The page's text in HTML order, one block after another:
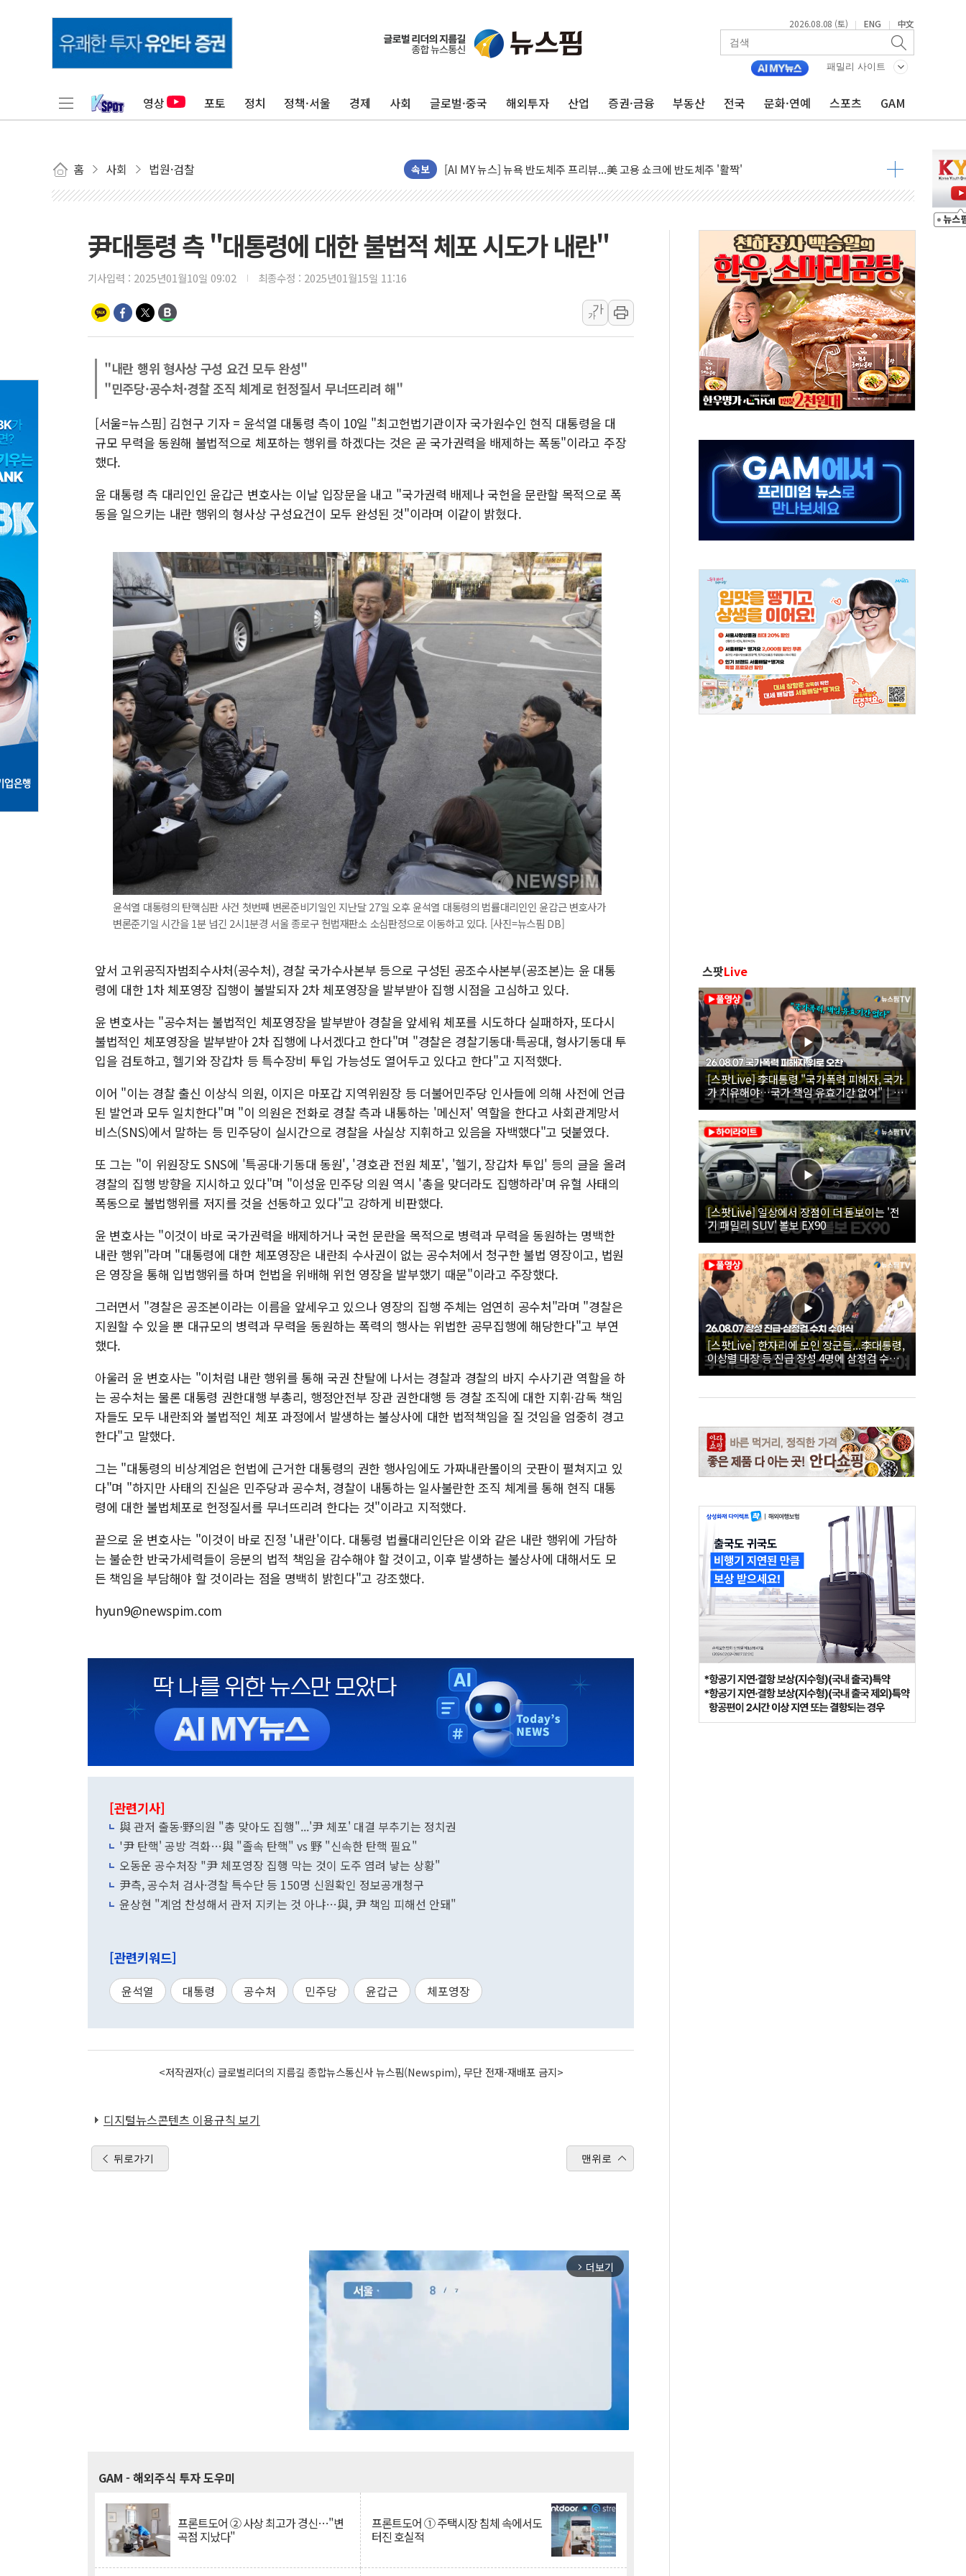
2026.08.08 (토) | ENG | 中文
패밀리 사이트
영상 포토 정치 정책·서울 경제 사회 글로벌·중국 해외투자 산업 증권·금융 부동산 전국 문화·연예 스포츠 GAM
홈 사회 법원·검찰 속보
[종합] 이슬람 수니파 3국, '공동방위협정' 체결… 이스라엘·이란 위협에 맞설 자체 억지력 강화
美 항소법원, 백악관 무도회장 공사 중단 명령…트럼프 제동
이란의 핵심 원유 수출항 '하르그섬', 최근 1주일 이상 '올스톱'… 美 해상봉쇄 영향
[AI MY 뉴스] 뉴욕 반도체주 프리뷰...美 고용 쇼크에 반도체주 '활짝'
뉴욕증시 프리뷰, 美 고용 쇼크에 금리 인상 우려 후퇴…나스닥 선물 1%대 상승
[사진] 이슬람 수니파 3개국, 공동방위협정 체결
뉴욕증시 개장 전 특징주...아틀라시안·클라우드플레어·태양광주↑ VS 트레이드데스크·웬디스↓
보훈부, 미 DPAA와 MOU… "6·25 미군 실종자 7359명 끝까지 찾겠다"
트럼프 "금리 내려야"…파월 때와 달리 워시엔 톤 낮춰
특정 정치인 측근 포항시 정책특보 내정설...포항시 '시끌'
李 "해남 태양광, 대한민국 다음 100년 밑거름…수도권 집중 완화 전환점"
李 대통령, '6시간 마라톤 부동산 2차 회의' 주재… "전폭적 공급 확대·속도전 총력"
트럼프, 中 겨냥 폴리실리콘 관세 15% 부과…美 태양광주 급등
이란와이어 "이란 최고지도자 위독…곧 사망해도 놀랍지 않아"
남동발전, 해남군에 국내 최대 규모 400MW 태양광 착공…여의도 1.6배 규모
[인도증시] 중동 불안 속 유가 상승에 소폭 하락...금융주 낙폭 커
尹대통령 측 "대통령에 대한 불법적 체포 시도가 내란"
기사입력 : 2025년01월10일 09:02 최종수정 : 2025년01월15일 11:16
가
가
"내란 행위 형사상 구성 요건 모두 완성"
"민주당·공수처·경찰 조직 체계로 헌정질서 무너뜨리려 해"
[서울=뉴스핌] 김현구 기자 = 윤석열 대통령 측이 10일 "최고헌법기관이자 국가원수인 현직 대통령을 대
규모 무력을 동원해 불법적으로 체포하는 행위를 하겠다는 것은 곧 국가권력을 배제하는 폭동"이라고 주장
했다.
윤 대통령 측 대리인인 윤갑근 변호사는 이날 입장문을 내고 "국가권력 배제나 국헌을 문란할 목적으로 폭
동을 일으키는 내란 행위의 형사상 구성요건이 모두 완성된 것"이라며 이같이 밝혔다.
윤석열 대통령의 탄핵심판 사건 첫번째 변론준비기일인 지난달 27일 오후 윤석열 대통령의 법률대리인인 윤갑근 변호사가
변론준기일 시간을 1분 넘긴 2시1분경 서울 종로구 헌법재판소 소심판정으로 이동하고 있다. [사진=뉴스핌 DB]
앞서 고위공직자범죄수사처(공수처), 경찰 국가수사본부 등으로 구성된 공조수사본부(공조본)는 윤 대통
령에 대한 1차 체포영장 집행이 불발되자 2차 체포영장을 발부받아 집행 시점을 고심하고 있다.
윤 변호사는 "공수처는 불법적인 체포영장을 발부받아 경찰을 앞세워 체포를 시도하다 실패하자, 또다시
불법적인 체포영장을 발부받아 2차 집행에 나서겠다고 한다"며 "경찰은 경찰기동대·특공대, 형사기동대 투
입을 검토하고, 헬기와 장갑차 등 특수장비 투입 가능성도 열어두고 있다고 한다"고 지적했다.
이어 "이는 경찰 출신 이상식 의원, 이지은 마포갑 지역위원장 등 더불어민주당 인사들에 의해 사전에 언급
된 발언과 모두 일치한다"며 "이 의원은 전화로 경찰 측과 내통하는 '메신저' 역할을 한다고 사회관계망서
비스(SNS)에서 말하는 등 민주당이 실시간으로 경찰을 사실상 지휘하고 있음을 자백했다"고 덧붙였다.
또 그는 "이 위원장도 SNS에 '특공대·기동대 동원', '경호관 전원 체포', '헬기, 장갑차 투입' 등의 글을 올려
경찰의 집행 방향을 지시하고 있다"며 "이성윤 민주당 의원 역시 '총을 맞더라도 집행하라'며 유혈 사태의
폭동으로 불법행위를 저지를 것을 선동하고 있다"고 강하게 비판했다.
윤 변호사는 "이것이 바로 국가권력을 배제하거나 국헌 문란을 목적으로 병력과 무력을 동원하는 명백한
내란 행위"라며 "대통령에 대한 체포영장은 내란죄 수사권이 없는 공수처에서 청구한 불법 영장이고, 법원
은 영장을 통해 입법행위를 하며 헌법을 위배해 위헌 영장을 발부했기 때문"이라고 주장했다.
그러면서 "경찰은 공조본이라는 이름을 앞세우고 있으나 영장의 집행 주체는 엄연히 공수처"라며 "경찰은
지원할 수 있을 뿐 대규모의 병력과 무력을 동원하는 폭력의 행사는 위법한 공무집행에 해당한다"고 부연
했다.
아울러 윤 변호사는 "이처럼 내란 행위를 통해 국권 찬탈에 나서는 경찰과 경찰의 바지 수사기관 역할을 하
는 공수처는 물론 대통령 권한대행 부총리, 행정안전부 장관 권한대행 등 경찰 조직에 대한 지휘·감독 책임
자들도 모두 내란죄와 불법적인 체포 과정에서 발생하는 불상사에 대한 법적책임을 질 것임을 엄중히 경고
한다"고 말했다.
그는 "대통령의 비상계엄은 헌법에 근거한 대통령의 권한 행사임에도 가짜내란몰이의 굿판이 펼쳐지고 있
다"며 "하지만 사태의 진실은 민주당과 공수처, 경찰이 내통하는 일사불란한 조직 체계를 통해 현직 대통
령에 대한 불법체포로 헌정질서를 무너뜨리려 한다는 것"이라고 지적했다.
끝으로 윤 변호사는 "이것이 바로 진정 '내란'이다. 대통령 법률대리인단은 이와 같은 내란 행위에 가담하
는 불순한 반국가세력들이 응분의 법적 책임을 감수해야 할 것이고, 이후 발생하는 불상사에 대해서도 모
든 책임을 부담해야 할 것이라는 점을 명백히 밝힌다"고 강조했다.
hyun9@newspim.com
[관련기사]
與 관저 출동·野의원 "총 맞아도 집행"...'尹 체포' 대결 부추기는 정치권
'尹 탄핵' 공방 격화…與 "졸속 탄핵" vs 野 "신속한 탄핵 필요"
오동운 공수처장 "尹 체포영장 집행 막는 것이 도주 염려 낳는 상황"
尹측, 공수처 검사·경찰 특수단 등 150명 신원확인 정보공개청구
윤상현 "계엄 찬성해서 관저 지키는 것 아냐…與, 尹 책임 피해선 안돼"
[관련키워드]
윤석열 대통령 공수처 민주당 윤갑근 체포영장
<저작권자(c) 글로벌리더의 지름길 종합뉴스통신사 뉴스핌(Newspim), 무단 전재-재배포 금지>
디지털뉴스콘텐츠 이용규칙 보기
뒤로가기 맨위로
arrow_forward_ios 더보기
GAM - 해외주식 투자 도우미
프론트도어 ② 사상 최고가 경신…"변
곡점 지났다"
프론트도어 ① 주택시장 침체 속에서도
터진 호실적
스팟Live
[스팟Live] 李대통령 "국가폭력 피해자, 국가
가 치유해야…국가 책임 유효기간 없어"｜
26.08.07 국가폭력 피해자 위로 오찬
[스팟Live] 일상에서 장점이 더 돋보이는 '전
기 패밀리 SUV' 볼보 EX90
[스팟Live] 한자리에 모인 장군들...李대통령,
이상렬 대장 등 진급 장성 4명에 삼정검 수치
직접 수여｜26.08.07 장성 진급·삼정검 수치